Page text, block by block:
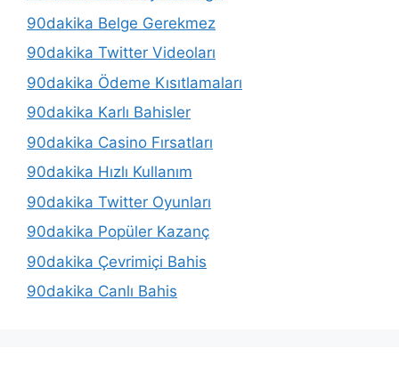
90dakika Belge Gerekmez
90dakika Twitter Videoları
90dakika Ödeme Kısıtlamaları
90dakika Karlı Bahisler
90dakika Casino Fırsatları
90dakika Hızlı Kullanım
90dakika Twitter Oyunları
90dakika Popüler Kazanç
90dakika Çevrimiçi Bahis
90dakika Canlı Bahis